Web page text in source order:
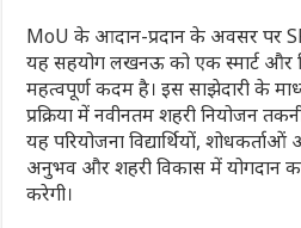
MoU के आदान-प्रदान के अवसर पर
यह सहयोग लखनऊ को एक स्मार्ट और
महत्वपूर्ण कदम है। इस साझेदारी के
प्रक्रिया में नवीनतम शहरी नियोजन
यह परियोजना विद्यार्थियों,
अनुभव और शहरी विकास में योगदान
करेगी।